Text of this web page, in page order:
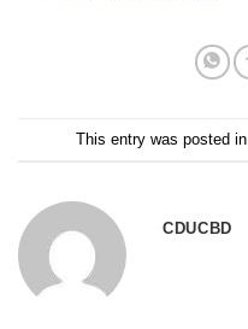
This entry was posted in
CDUCBD